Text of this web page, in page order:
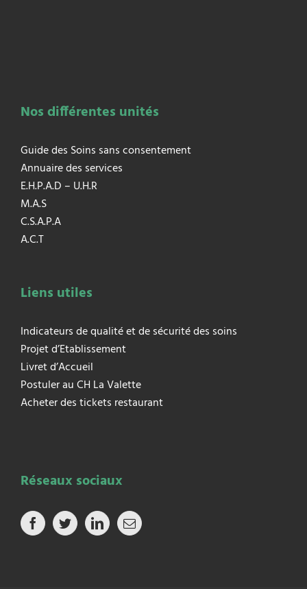
Nos différentes unités
Guide des Soins sans consentement
Annuaire des services
E.H.P.A.D – U.H.R
M.A.S
C.S.A.P.A
A.C.T
Liens utiles
Indicateurs de qualité et de sécurité des soins
Projet d’Etablissement
Livret d’Accueil
Postuler au CH La Valette
Acheter des tickets restaurant
Réseaux sociaux